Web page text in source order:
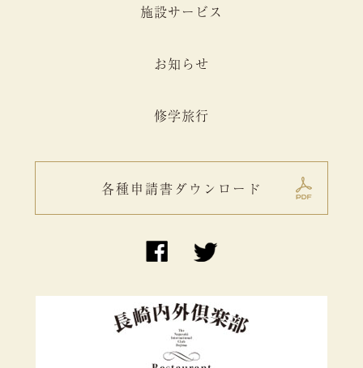
施設サービス
お知らせ
修学旅行
各種申請書ダウンロード